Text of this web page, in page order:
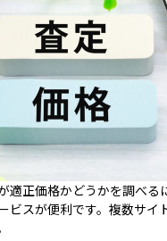
適正価格かどうかを調べる
ビスが便利です。複数サイ